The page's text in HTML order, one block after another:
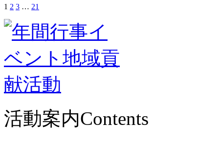
1 2 3 … 21
活動案内Contents